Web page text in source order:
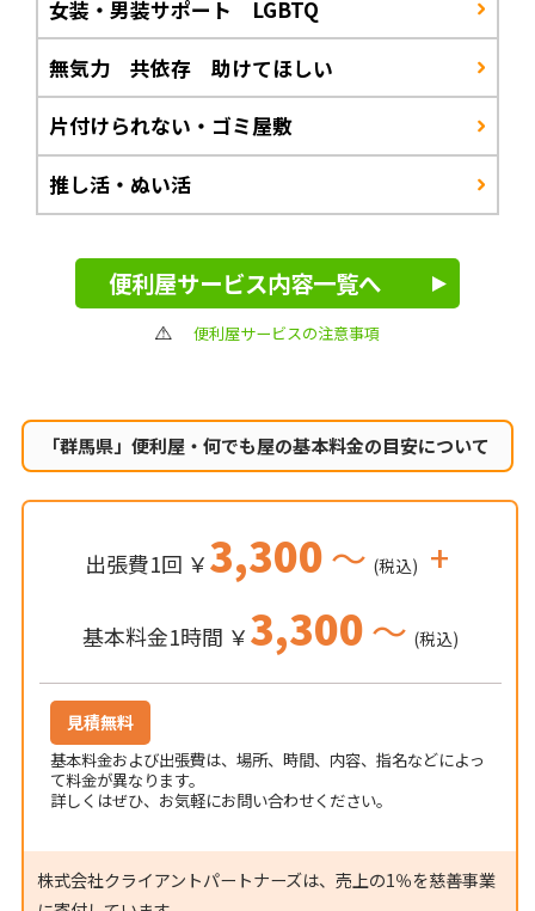
女装・男装サポート LGBTQ
無気力 共依存 助けてほしい
片付けられない・ゴミ屋敷
推し活・ぬい活
便利屋サービス内容一覧へ
便利屋サービスの注意事項
「群馬県」便利屋・何でも屋の基本料金の目安について
出張費1回 ￥3,300～ (税込) +
基本料金1時間 ￥3,300～ (税込)
見積無料
基本料金および出張費は、場所、時間、内容、指名などによっ
て料金が異なります。
詳しくはぜひ、お気軽にお問い合わせください。
株式会社クライアントパートナーズは、売上の1％を慈善事業